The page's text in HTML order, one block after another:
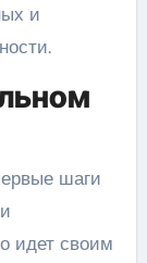
и
шаги
идет своим